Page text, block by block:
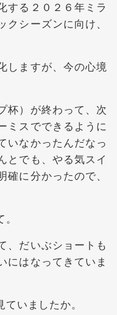
する２０２６年ミラ
シーズンに向け、
ますが、今の心境
杯）が終わって、次
ミスでできるように
いなかったんだなっ
とでも、やる気スイ
に分かったので、
、だいぶショートも
にはなってきていま
いましたか。